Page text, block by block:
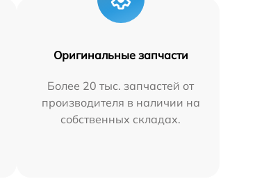
Оригинальные запчасти
Более 20 тыс. запчастей от
производителя в наличии на
собственных складах.